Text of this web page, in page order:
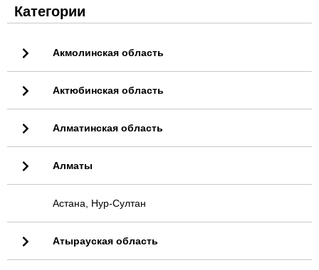
Категории
Акмолинская область
Актюбинская область
Алматинская область
Алматы
Астана, Нур-Султан
Атырауская область